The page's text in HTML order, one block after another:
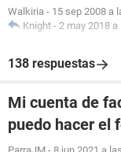
Walkiria - 15 sep 2008 a
Knight - 2 may 2018 a
138 respuestas
Mi cuenta de
puedo hacer el